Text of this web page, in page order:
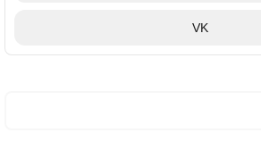
VK